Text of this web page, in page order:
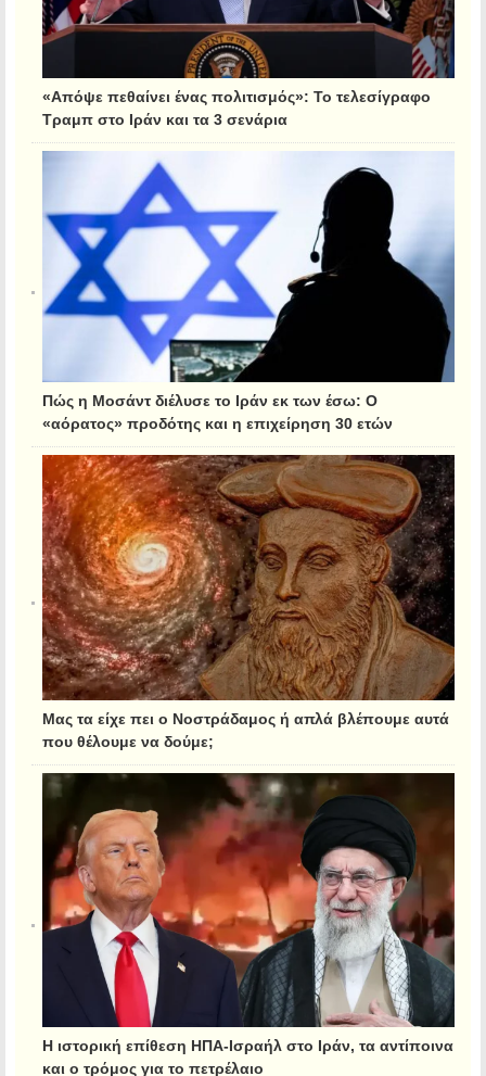
«Απόψε πεθαίνει ένας πολιτισμός»: Το τελεσίγραφο
Τραμπ στο Ιράν και τα 3 σενάρια
Πώς η Μοσάντ διέλυσε το Ιράν εκ των έσω: Ο
«αόρατος» προδότης και η επιχείρηση 30 ετών
Μας τα είχε πει ο Νοστράδαμος ή απλά βλέπουμε αυτά
που θέλουμε να δούμε;
Η ιστορική επίθεση ΗΠΑ-Ισραήλ στο Ιράν, τα αντίποινα
και ο τρόμος για το πετρέλαιο